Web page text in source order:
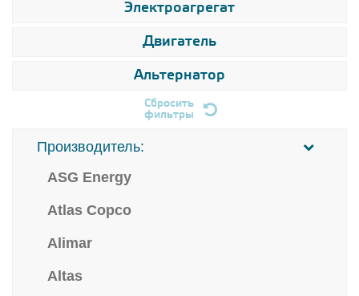
Электроагрегат
Двигатель
Альтернатор
Сбросить
фильтры
Производитель:
ASG Energy
Atlas Copco
Alimar
Altas